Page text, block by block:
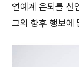
연예계 은퇴를 선
그의 향후 행보에